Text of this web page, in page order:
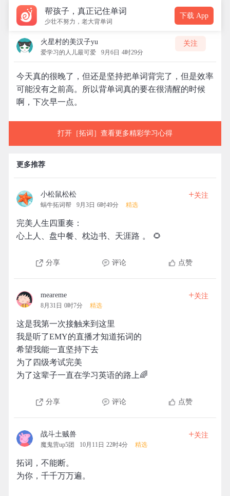
帮孩子，真正记住单词
少壮不努力，老大背单词
下载 App
火星村的美汉子yu
爱学习的人儿最可爱 9月6日 4时29分
关注
今天真的很晚了，但还是坚持把单词背完了，但是效率
可能没有之前高。所以背单词真的要在很清醒的时候
啊，下次早一点。
打开［拓词］查看更多精彩学习心得
更多推荐
小松鼠松松
蜗牛拓词帮 9月3日 6时49分 精选
+关注
完美人生四重奏：
心上人、盘中餐、枕边书、天涯路 。 ​​​​🌻
分享 评论 点赞
meareme
8月31日 0时7分 精选
+关注
这是我第一次接触来到这里
我是听了EMY的直播才知道拓词的
希望我能一直坚持下去
为了四级考试完美
为了这辈子一直在学习英语的路上🌈
分享 评论 点赞
战斗土贼兽
魔鬼营up5团 10月11日 22时4分 精选
+关注
拓词，不能断。
为你，千千万万遍。